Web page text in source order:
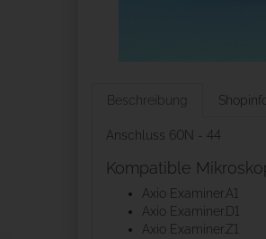
Beschreibung
Anschluss 60N - 44
Kompatible
Axio Examiner.A1
Axio Examiner.D1
Axio Examiner.Z1